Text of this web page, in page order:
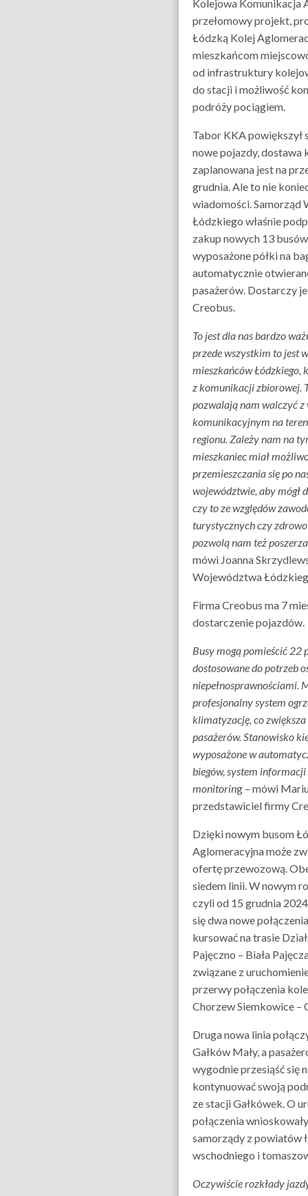
Kolejowa Komunikacja
przełomowy projekt,
Łódzką Kolej
mieszkańcom
od infrastruktury
do stacji i możliwość
podróży pociągiem.
Tabor KKA powiększył
nowe pojazdy, dostawa
zaplanowana jest na
grudnia. Ale to nie
wiadomości. Samorząd
Łódzkiego właśnie
zakup nowych 13
wyposażone półki na
automatycznie
pasażerów. Dostarczy
Creobus.
To jest dla nas bardzo
przede wszystkim to jest
mieszkańców Łódzkiego,
z komunikacji zbiorowej.
pozwalają nam walczyć
komunikacyjnym na
regionu. Zależy nam na
mieszkaniec miał
przemieszczania się po
województwie, aby mógł
czy to ze względów
turystycznych czy
pozwolą nam też
mówi Joanna
Województwa
Firma Creobus ma 7
dostarczenie pojazdów.
Busy mogą pomieścić 22
dostosowane do potrzeb
niepełnosprawnościami.
profesjonalny system
klimatyzację, co
pasażerów. Stanowisko
wyposażone w
biegów, system
monitoring – mówi
przedstawiciel firmy
Dzięki nowym busom
Aglomeracyjna może
ofertę przewozową.
siedem linii. W nowym
czyli od 15 grudnia
się dwa nowe
kursować na trasie
Pajęczno – Biała
związane z
przerwy połączenia
Chorzew Siemkowice –
Druga nowa linia
Gałków Mały, a
wygodnie przesiąść się
kontynuować swoją
ze stacji Gałkówek. O
połączenia
samorządy z powiatów
wschodniego i
Oczywiście rozkłady